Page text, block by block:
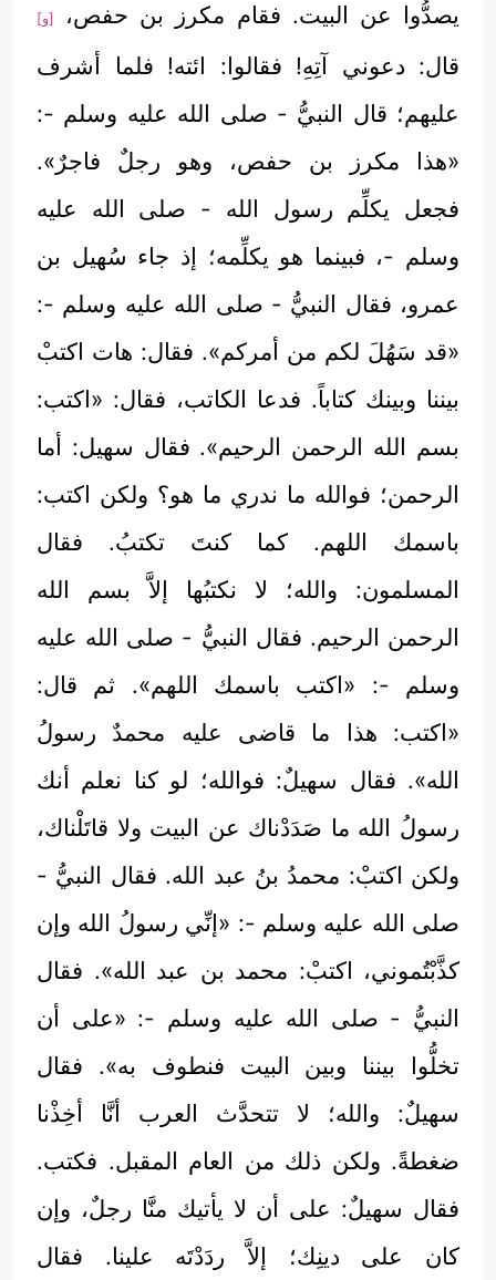
يصدُّوا عن البيت. فقام مكرز بن حفص،
[و]
قال: دعوني آتِهِ! فقالوا: ائته! فلما أشرف
عليهم؛ قال النبيُّ - صلى الله عليه وسلم -:
«هذا مكرز بن حفص، وهو رجلٌ فاجرٌ».
فجعل يكلِّم رسول الله - صلى الله عليه
وسلم -، فبينما هو يكلِّمه؛ إذ جاء سُهيل بن
عمرو، فقال النبيُّ - صلى الله عليه وسلم -:
«قد سَهُلَ لكم من أمركم». فقال: هات اكتبْ
بيننا وبينك كتاباً. فدعا الكاتب، فقال: «اكتب:
بسم الله الرحمن الرحيم». فقال سهيل: أما
الرحمن؛ فوالله ما ندري ما هو؟ ولكن اكتب:
باسمك اللهم. كما كنتَ تكتبُ. فقال
المسلمون: والله؛ لا نكتبُها إلاَّ بسم الله
الرحمن الرحيم. فقال النبيُّ - صلى الله عليه
وسلم -: «اكتب باسمك اللهم». ثم قال:
«اكتب: هذا ما قاضى عليه محمدٌ رسولُ
الله». فقال سهيلٌ: فوالله؛ لو كنا نعلم أنك
رسولُ الله ما صَدَدْناك عن البيت ولا قاتَلْناك،
ولكن اكتبْ: محمدُ بنُ عبد الله. فقال النبيُّ -
صلى الله عليه وسلم -: «إنِّي رسولُ الله وإن
كذَّبْتُموني، اكتبْ: محمد بن عبد الله». فقال
النبيُّ - صلى الله عليه وسلم -: «على أن
تخلُّوا بيننا وبين البيت فنطوف به». فقال
سهيلٌ: والله؛ لا تتحدَّث العرب أنَّا أخِذْنا
ضغطةً. ولكن ذلك من العام المقبل. فكتب.
فقال سهيلٌ: على أن لا يأتيك منَّا رجلٌ، وإن
كان على دينِك؛ إلاَّ ردَدْتَه علينا. فقال